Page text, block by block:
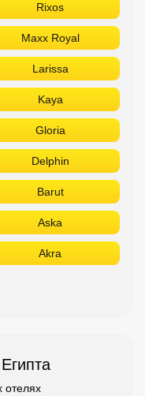
Rixos
Maxx Royal
Larissa
Kaya
Gloria
Delphin
Barut
Aska
Akra
отелях